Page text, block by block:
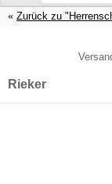
Zurück zu
Rieker